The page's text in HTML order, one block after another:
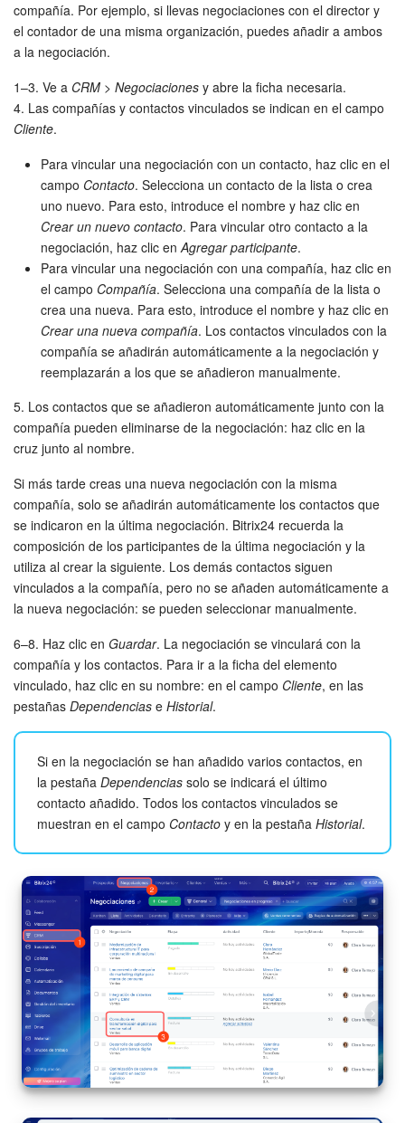
compañía. Por ejemplo, si llevas negociaciones con el director y
el contador de una misma organización, puedes añadir a ambos
a la negociación.
1–3. Ve a CRM > Negociaciones y abre la ficha necesaria.
4. Las compañías y contactos vinculados se indican en el campo
Cliente.
Para vincular una negociación con un contacto, haz clic en el
campo Contacto. Selecciona un contacto de la lista o crea
uno nuevo. Para esto, introduce el nombre y haz clic en
Crear un nuevo contacto. Para vincular otro contacto a la
negociación, haz clic enAgregar participante.
Para vincular una negociación con una compañía, haz clic en
el campo Compañía. Selecciona una compañía de la lista o
crea una nueva. Para esto, introduce el nombre y haz clic en
Crear una nueva compañía. Los contactos vinculados con la
compañía se añadirán automáticamente a la negociación y
reemplazarán a los que se añadieron manualmente.
5. Los contactos que se añadieron automáticamente junto con la
compañía pueden eliminarse de la negociación: haz clic en la
cruz junto al nombre.
Si más tarde creas una nueva negociación con la misma
compañía, solo se añadirán automáticamente los contactos que
se indicaron en la última negociación. Bitrix24 recuerda la
composición de los participantes de la última negociación y la
utiliza al crear la siguiente. Los demás contactos siguen
vinculados a la compañía, pero no se añaden automáticamente a
la nueva negociación: se pueden seleccionar manualmente.
6–8. Haz clic en Guardar. La negociación se vinculará con la
compañía y los contactos. Para ir a la ficha del elemento
vinculado, haz clic en su nombre: en el campo Cliente, en las
pestañas Dependencias e Historial.
Si en la negociación se han añadido varios contactos, en
la pestaña Dependencias solo se indicará el último
contacto añadido. Todos los contactos vinculados se
muestran en el campo Contacto y en la pestaña Historial.